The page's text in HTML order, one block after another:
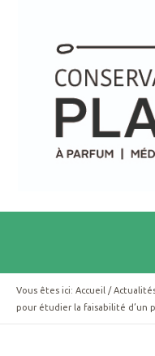
Vous êtes ici: Accueil /
pour étudier la faisabilité d’un